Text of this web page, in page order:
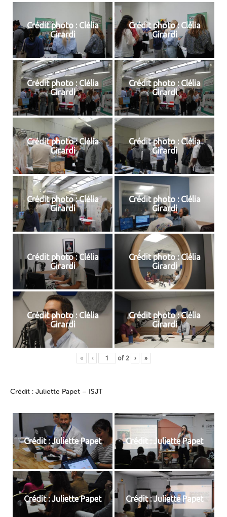
Crédit photo : Clélia
Girardi
Crédit photo : Clélia
Girardi
Crédit photo : Clélia
Girardi
Crédit photo : Clélia
Girardi
Crédit photo : Clélia
Girardi
Crédit photo : Clélia
Girardi
Crédit photo : Clélia
Girardi
Crédit photo : Clélia
Girardi
Crédit photo : Clélia
Girardi
Crédit photo : Clélia
Girardi
Crédit photo : Clélia
Girardi
Crédit photo : Clélia
Girardi
« ‹ of 2 › »
Crédit : Juliette Papet – ISJT
Crédit : Juliette Papet Crédit : Juliette Papet
Crédit : Juliette Papet Crédit : Juliette Papet